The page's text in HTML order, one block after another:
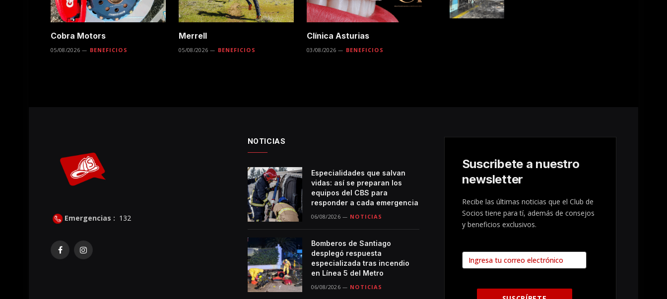
Cobra Motors
05/08/2026 BENEFICIOS
Merrell
05/08/2026 BENEFICIOS
Clínica Asturias
03/08/2026 BENEFICIOS
Emergencias : 132
FacebookInstagram
NOTICIAS
Especialidades que salvan
vidas: así se preparan los
equipos del CBS para
responder a cada emergencia
06/08/2026 NOTICIAS
Bomberos de Santiago
desplegó respuesta
especializada tras incendio
en Línea 5 del Metro
06/08/2026 NOTICIAS
Suscribete a nuestro
newsletter
Recibe las últimas noticias que el Club de
Socios tiene para tí, además de consejos
y beneficios exclusivos.